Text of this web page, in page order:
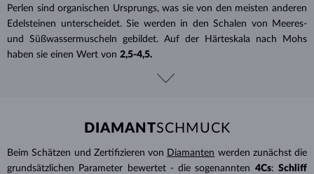
Perlen sind organischen Ursprungs, was sie von den meisten anderen
Edelsteinen unterscheidet. Sie werden in den Schalen von Meeres-
und Süßwassermuscheln gebildet. Auf der Härteskala nach Mohs
haben sie einen Wert von 2,5-4,5.
DIAMANTSCHMUCK
Beim Schätzen und Zertifizieren von Diamanten werden zunächst die
grundsätzlichen Parameter bewertet - die sogenannten 4Cs: Schliff